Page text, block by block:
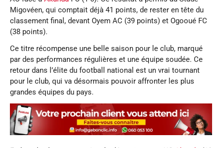
Migovéen, qui comptait déjà 41 points, de rester en tête du
classement final, devant Oyem AC (39 points) et Ogooué FC
(38 points).
Ce titre récompense une belle saison pour le club, marqué
par des performances régulières et une équipe soudée. Ce
retour dans l’élite du football national est un vrai tournant
pour le club, qui va désormais pouvoir affronter les plus
grandes équipes du pays.